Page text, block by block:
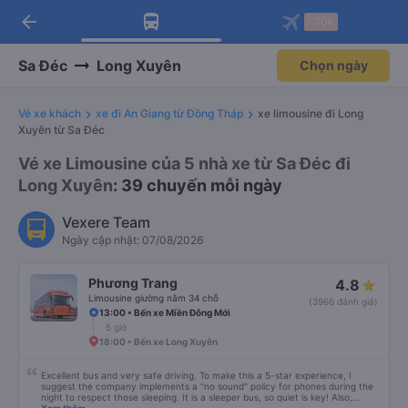
Tải app Vexere ngay!
Nhận ưu đãi thành viên độc
Mở app
Tải app Vexere
-30k/ghế khi đặt vé máy bay qua
Mở app
arrow_back
Sa Đéc Long Xuyên Chọn ngày
Vé xe khách xe đi An Giang từ Đồng Tháp
xe limousine đi Long
Xuyên từ Sa Đéc
Vé xe Limousine của 5 nhà xe từ Sa Đéc đi
Long Xuyên: 39 chuyến mỗi ngày
Vexere Team
Ngày cập nhật: 07/08/2026
Phương Trang
Limousine giường nằm 34 chỗ
4.8
(3966 đánh giá)
13:00 • Bến xe Miền Đông Mới
5 giờ
18:00 • Bến xe Long Xuyên
Excellent bus and very safe driving. To make this a 5-star experience, I
suggest the company implements a "no sound" policy for phones during the
night to respect those sleeping. It is a sleeper bus, so quiet is key! Also,